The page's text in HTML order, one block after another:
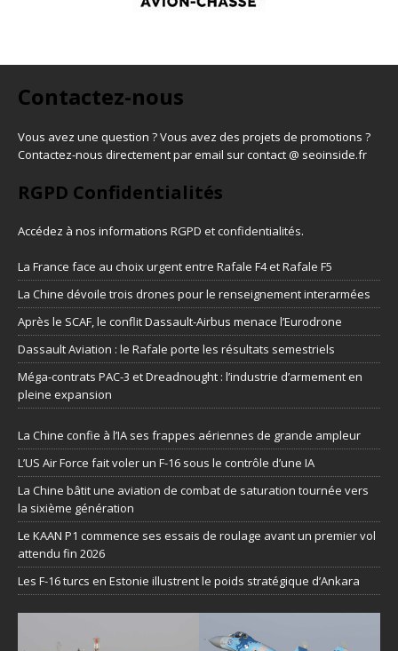
Contactez-nous
Vous avez une question ? Vous avez des projets de promotions ?
Contactez-nous directement par email sur contact @ seoinside.fr
RGPD Confidentialités
Accédez à nos informations RGPD et confidentialités.
La France face au choix urgent entre Rafale F4 et Rafale F5
La Chine dévoile trois drones pour le renseignement interarmées
Après le SCAF, le conflit Dassault-Airbus menace l’Eurodrone
Dassault Aviation : le Rafale porte les résultats semestriels
Méga-contrats PAC-3 et Dreadnought : l’industrie d’armement en
pleine expansion
La Chine confie à l’IA ses frappes aériennes de grande ampleur
L’US Air Force fait voler un F-16 sous le contrôle d’une IA
La Chine bâtit une aviation de combat de saturation tournée vers
la sixième génération
Le KAAN P1 commence ses essais de roulage avant un premier vol
attendu fin 2026
Les F-16 turcs en Estonie illustrent le poids stratégique d’Ankara